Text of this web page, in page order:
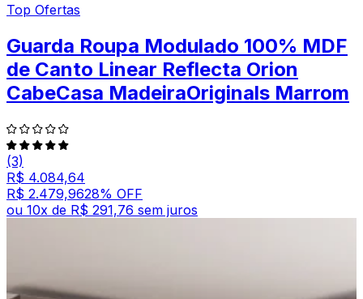
Top Ofertas
Guarda Roupa Modulado 100% MDF
de Canto Linear Reflecta Orion
CabeCasa MadeiraOriginals Marrom
(3)
R$ 4.084,64
R$ 2.479,9628% OFF
ou 10x de R$ 291,76 sem juros